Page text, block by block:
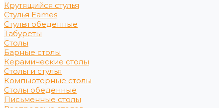
Крутящийся стулья
Стулья Eames
Стулья обеденные
Табуреты
Столы
Барные столы
Керамические столы
Столы и стулья
Компьютерные столы
Столы обеденные
Письменные столы